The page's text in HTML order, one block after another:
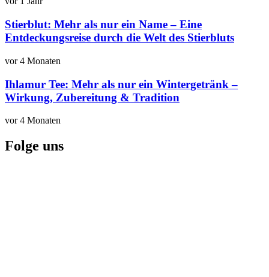
Stierblut: Mehr als nur ein Name – Eine
Entdeckungsreise durch die Welt des Stierbluts
vor 4 Monaten
Ihlamur Tee: Mehr als nur ein Wintergetränk –
Wirkung, Zubereitung & Tradition
vor 4 Monaten
Folge uns